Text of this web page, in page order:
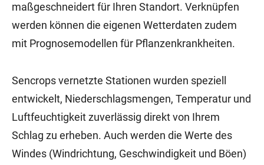
maßgeschneidert für Ihren Standort. Verknüpfen
werden können die eigenen Wetterdaten zudem
mit Prognosemodellen für Pflanzenkrankheiten.
Sencrops vernetzte Stationen wurden speziell
entwickelt, Niederschlagsmengen, Temperatur und
Luftfeuchtigkeit zuverlässig direkt von Ihrem
Schlag zu erheben. Auch werden die Werte des
Windes (Windrichtung, Geschwindigkeit und Böen)